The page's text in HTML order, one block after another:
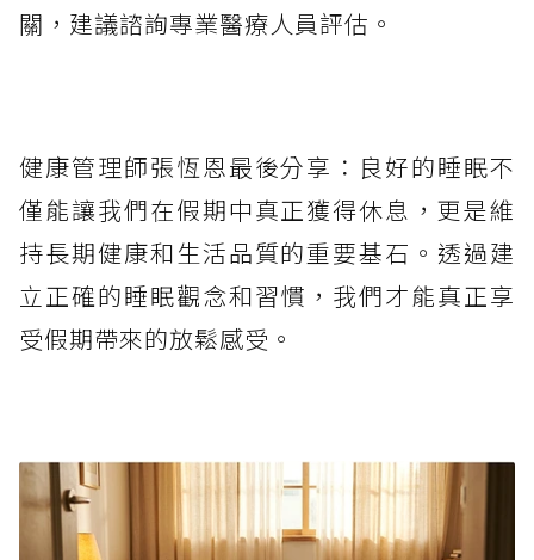
關，建議諮詢專業醫療人員評估。
健康管理師張恆恩最後分享：良好的睡眠不
僅能讓我們在假期中真正獲得休息，更是維
持長期健康和生活品質的重要基石。透過建
立正確的睡眠觀念和習慣，我們才能真正享
受假期帶來的放鬆感受。